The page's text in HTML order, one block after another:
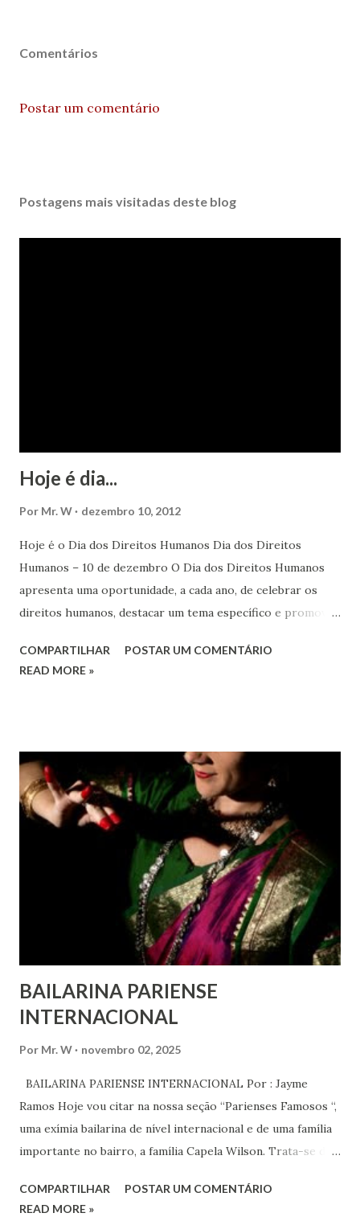
Comentários
Postar um comentário
Postagens mais visitadas deste blog
Hoje é dia...
Por Mr. W dezembro 10, 2012
Hoje é o Dia dos Direitos Humanos Dia dos Direitos
Humanos – 10 de dezembro O Dia dos Direitos Humanos
apresenta uma oportunidade, a cada ano, de celebrar os
direitos humanos, destacar um tema específico e promover
em todos os lugares. Este ano, o foco é sobre os direitos
Estes direitos humanos – os direitos à liberdade de opinião
e de expressão, de reunião pacífica e de associação, e de
participar no governo (artigos 19, 20 e 21 da Declaração
Universal dos Direitos Humanos ) – têm estado no centro
das mudanças históricas no mundo árabe nos últimos dois
anos, em que milhões foram às ruas para exigir mudanças.
Em outras partes do mundo, os “99%” fizeram suas vozes
serem ouvidas através ...
COMPARTILHAR
POSTAR UM COMENTÁRIO
READ MORE »
BAILARINA PARIENSE
INTERNACIONAL
Por Mr. W novembro 02, 2025
BAILARINA PARIENSE INTERNACIONAL Por : Jayme
Ramos Hoje vou citar na nossa seção “Parienses Famosos “,
uma exímia bailarina de nível internacional e de uma família
importante no bairro, a família Capela Wilson. Trata-se da
Vamos às informações de seu site : Bailarina e professora
COMPARTILHAR
POSTAR UM COMENTÁRIO
READ MORE »